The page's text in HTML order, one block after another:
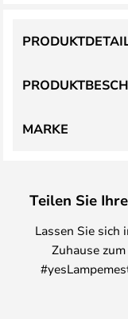
MARKE
Teilen Sie
Lassen Sie sich
Zuhause